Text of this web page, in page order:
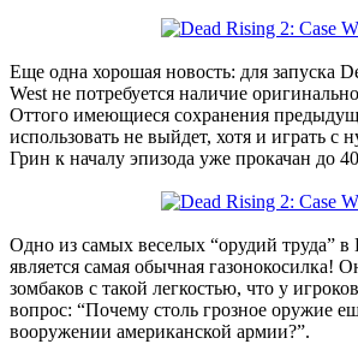
Еще одна хорошая новость: для запуска
West не потребуется наличие
Оттого имеющиеся сохранения
использовать не выйдет, хотя и играть с
Грин к началу эпизода уже прокачан до
Одно из самых веселых “орудий труда” в
является самая обычная газонокосилка!
зомбаков с такой легкостью, что у
вопрос: “Почему столь грозное оружие
вооружении американской армии?”.